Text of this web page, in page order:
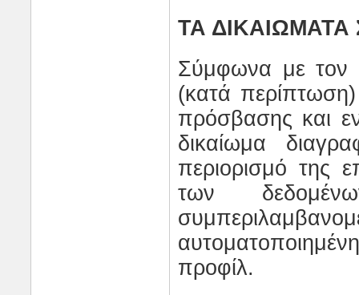
ΤΑ ΔΙΚΑΙΩΜΑΤΑ
Σύμφωνα με τον
(κατά
πρόσβασης και
δικαίωμα
περιορισμό της
των
προφίλ.